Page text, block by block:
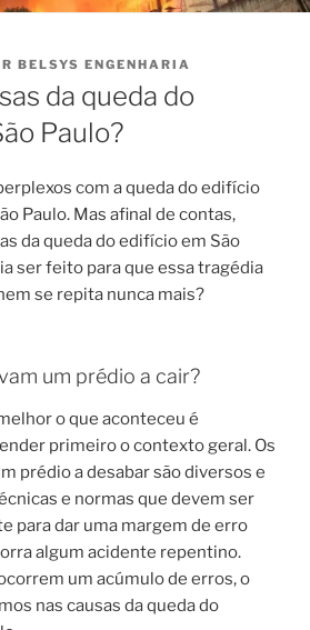
BELSYS ENGENHARIA
da queda do
Paulo?
com a queda do edifício
Paulo. Mas afinal de contas,
da queda do edifício em São
ser feito para que essa tragédia
se repita nunca mais?
um prédio a cair?
o que aconteceu é
primeiro o contexto geral. Os
prédio a desabar são diversos e
e normas que devem ser
para dar uma margem de erro
algum acidente repentino.
um acúmulo de erros, o
nas causas da queda do